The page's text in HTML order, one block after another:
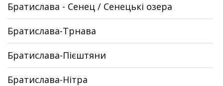
Братислава - Сенец / Сенецькі озера
Братислава-Трнава
Братислава-Пієштяни
Братислава-Нітра